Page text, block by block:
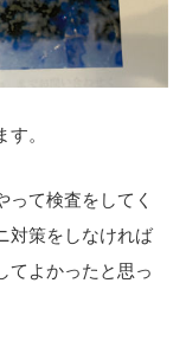
。
って検査をしてく
対策をしなければ
てよかったと思っ